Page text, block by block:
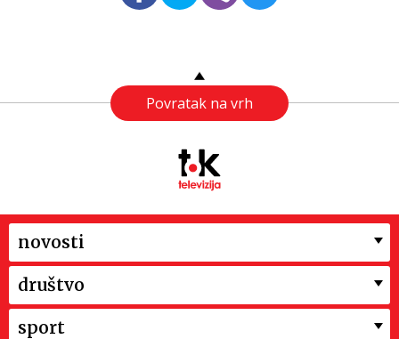
Povratak na vrh
novosti
društvo
sport